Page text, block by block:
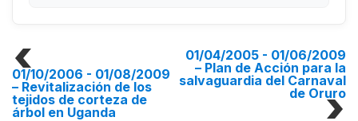
01/10/2006 - 01/08/2009
– Revitalización de los
tejidos de corteza de
árbol en Uganda
01/04/2005 - 01/06/2009
– Plan de Acción para la
salvaguardia del Carnaval
de Oruro